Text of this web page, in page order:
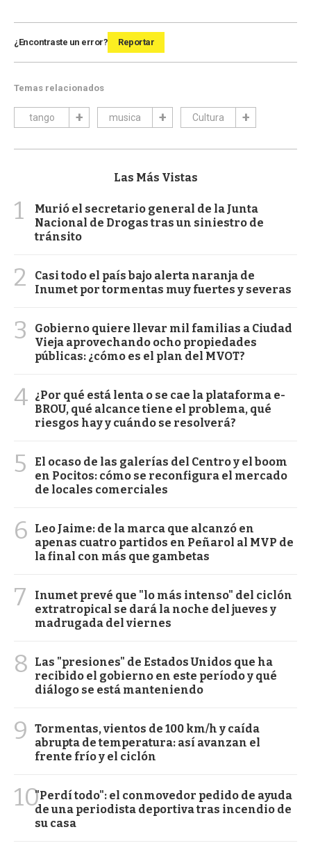
¿Encontraste un error? Reportar
Temas relacionados
tango musica Cultura
Las Más Vistas
1
Murió el secretario general de la Junta
Nacional de Drogas tras un siniestro de
tránsito
2
Casi todo el país bajo alerta naranja de
Inumet por tormentas muy fuertes y severas
3
Gobierno quiere llevar mil familias a Ciudad
Vieja aprovechando ocho propiedades
públicas: ¿cómo es el plan del MVOT?
4 ¿Por qué está lenta o se cae la plataforma e-
BROU, qué alcance tiene el problema, qué
riesgos hay y cuándo se resolverá?
5
El ocaso de las galerías del Centro y el boom
en Pocitos: cómo se reconfigura el mercado
de locales comerciales
6
Leo Jaime: de la marca que alcanzó en
apenas cuatro partidos en Peñarol al MVP de
la final con más que gambetas
7
Inumet prevé que "lo más intenso" del ciclón
extratropical se dará la noche del jueves y
madrugada del viernes
8
Las "presiones" de Estados Unidos que ha
recibido el gobierno en este período y qué
diálogo se está manteniendo
9
Tormentas, vientos de 100 km/h y caída
abrupta de temperatura: así avanzan el
frente frío y el ciclón
10"Perdí todo": el conmovedor pedido de ayuda
de una periodista deportiva tras incendio de
su casa